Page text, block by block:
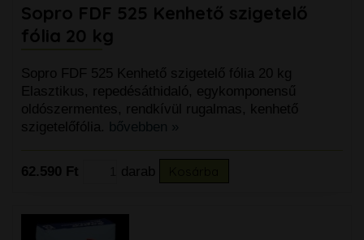
Sopro FDF 525 Kenhető szigetelő
fólia 20 kg
Sopro FDF 525 Kenhető szigetelő fólia 20 kg
Elasztikus, repedésáthidaló, egykomponensű
oldószermentes, rendkívül rugalmas, kenhető
szigetelőfólia.
bővebben »
62.590 Ft darab